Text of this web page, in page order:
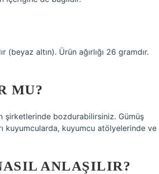
altın). Ürün ağırlığı 26 gramdır.
MU?
şirketlerinde bozdurabilirsiniz. Gümüş
kuyumcularda, kuyumcu atölyelerinde ve
ANLAŞILIR?